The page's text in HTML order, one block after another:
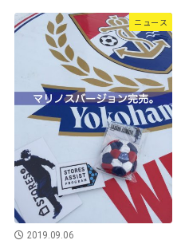
ニュース
2019.09.06